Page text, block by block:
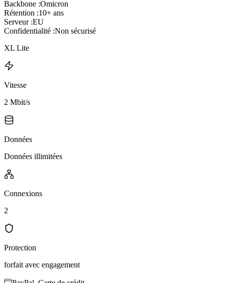
Backbone :Omicron
Rétention :10+ ans
Serveur :EU
Confidentialité :Non sécurisé
XL Lite
Vitesse
2 Mbit/s
Données
Données illimitées
Connexions
2
Protection
forfait avec engagement